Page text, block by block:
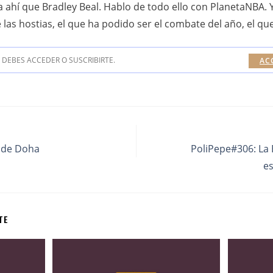
que Bradley Beal. Hablo de todo ello con PlanetaNBA.
hostias, el que ha podido ser el combate del año, el
ACCEDER O SUSCRIBIRTE.
Doha
PoliPepe#306: